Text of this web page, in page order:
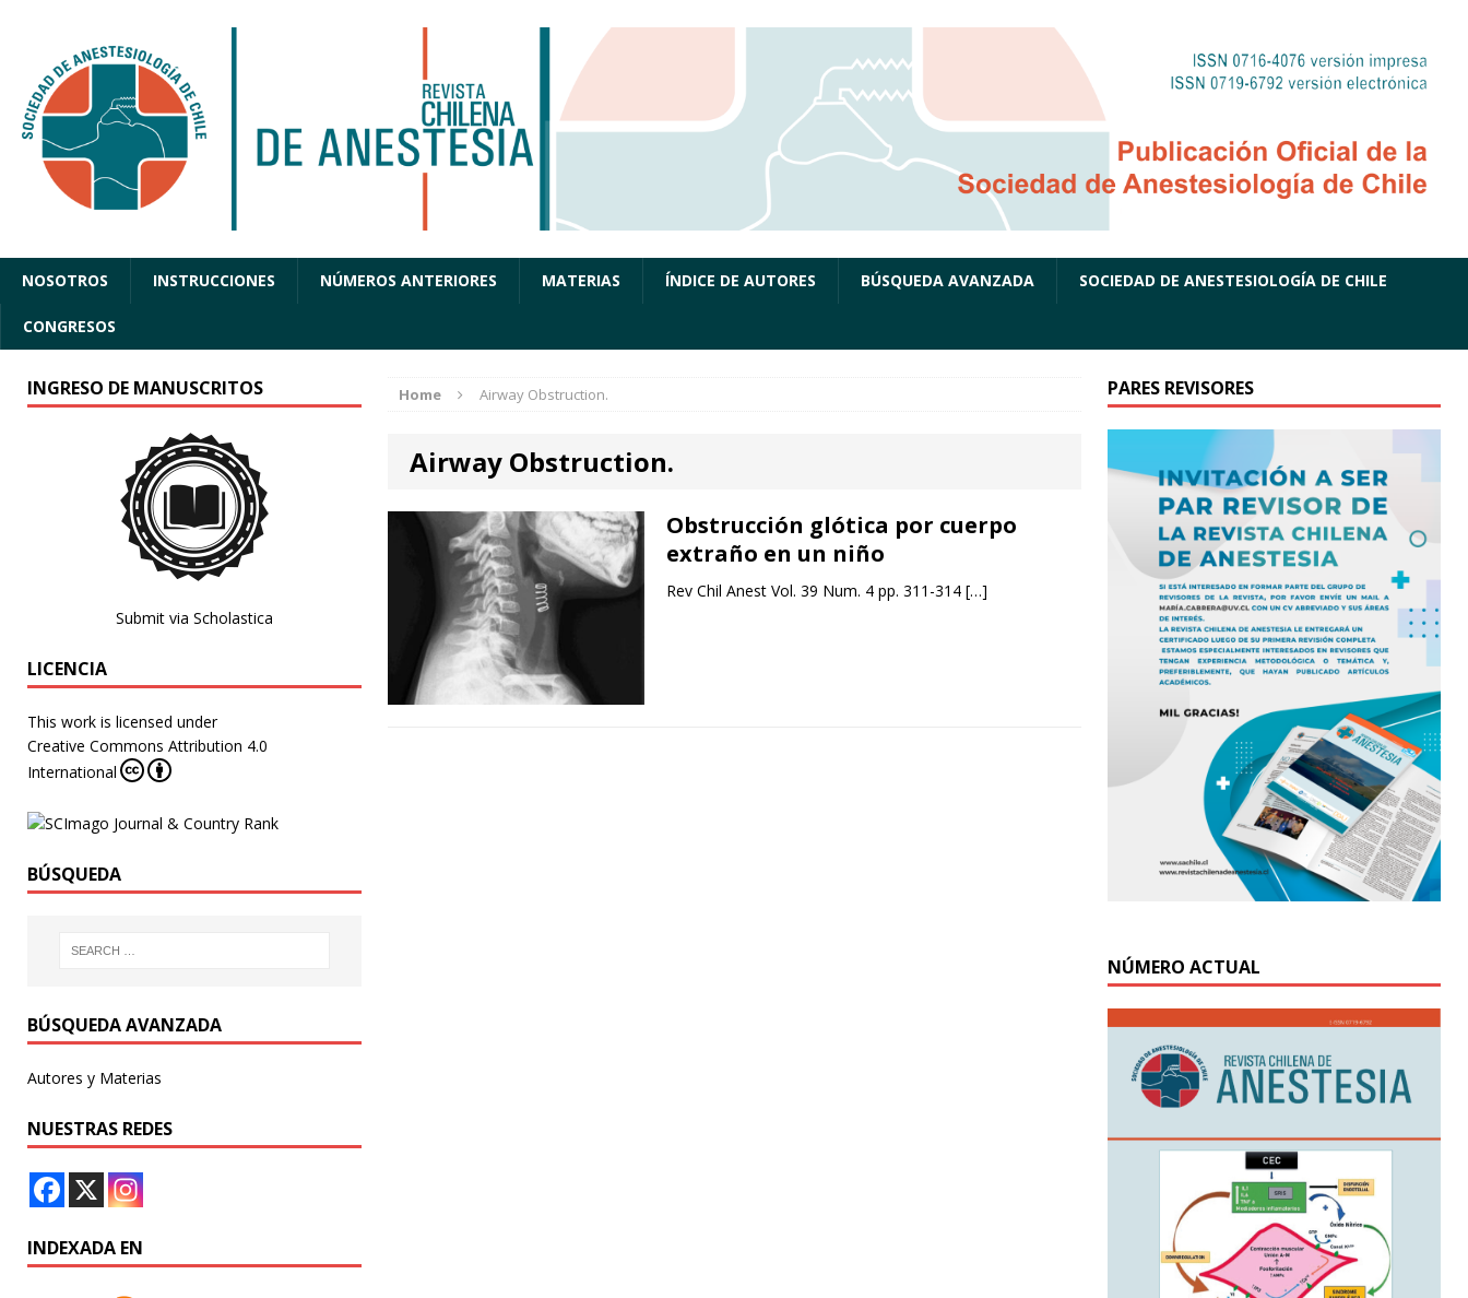
NOSOTROS INSTRUCCIONES NÚMEROS ANTERIORES MATERIAS ÍNDICE DE AUTORES BÚSQUEDA AVANZADA SOCIEDAD DE ANESTESIOLOGÍA DE CHILE
CONGRESOS
Home Airway Obstruction.
Airway Obstruction.
Obstrucción glótica por cuerpo
extraño en un niño
Rev Chil Anest Vol. 39 Num. 4 pp. 311-314 […]
INGRESO DE MANUSCRITOS
Submit via Scholastica
LICENCIA
This work is licensed under
Creative Commons Attribution 4.0
International
BÚSQUEDA
BÚSQUEDA AVANZADA
Autores y Materias
NUESTRAS REDES
INDEXADA EN
PARES REVISORES
NÚMERO ACTUAL